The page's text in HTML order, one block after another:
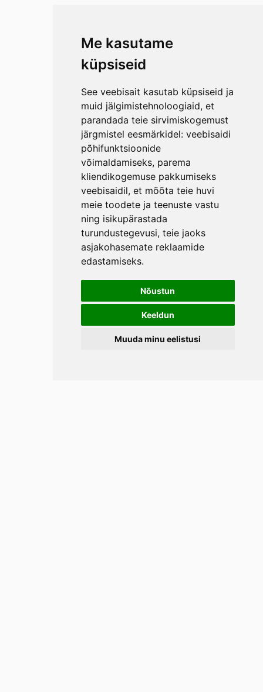
Me kasutame
küpsiseid
See veebisait kasutab küpsiseid ja
muid jälgimistehnoloogiaid, et
parandada teie sirvimiskogemust
järgmistel eesmärkidel: veebisaidi
põhifunktsioonide
võimaldamiseks, parema
kliendikogemuse pakkumiseks
veebisaidil, et mõõta teie huvi
meie toodete ja teenuste vastu
ning isikupärastada
turundustegevusi, teie jaoks
asjakohasemate reklaamide
edastamiseks.
Nõustun
Keeldun
Muuda minu eelistusi